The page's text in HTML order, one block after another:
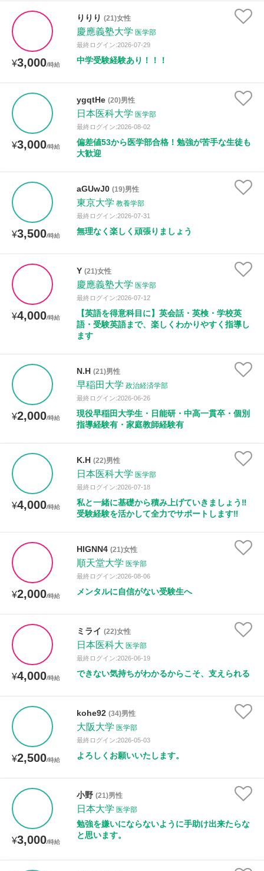
¥3,000/時給
りりり (21)女性
慶應義塾大学 医学部
最終ログイン:2026-07-29
中学受験経験あり！！！
¥3,000/時給
ygqtHe (20)男性
日本医科大学 医学部
最終ログイン:2026-08-02
偏差値53から医学部合格！勉強が苦手な生徒も
大歓迎
¥3,500/時給
aGUwJ0 (19)男性
東京大学 教養学部
最終ログイン:2026-07-31
無理なく楽しく頑張りましょう
¥4,000/時給
Y (21)女性
慶應義塾大学 医学部
最終ログイン:2026-07-12
【英語を得意科目に】英会話・英検・学校英
語・受験英語まで、楽しくわかりやすく指導し
ます
¥2,000/時給
N.H (21)男性
早稲田大学 政治経済学部
最終ログイン:2026-06-26
現役早稲田大学生・日能研・中高一貫卒・個別
指導経験有・家庭教師経験有
¥4,000/時給
K.H (22)男性
日本医科大学 医学部
最終ログイン:2026-07-18
私と一緒に基礎から積み上げていきましょう‼️
受験経験を活かして全力でサポートします‼️
¥2,000/時給
HlGNN4 (21)女性
順天堂大学 医学部
最終ログイン:2026-08-06
メンタルに自信がない受験生へ
¥4,000/時給
ミライ (22)女性
日本医科大 医学部
最終ログイン:2026-06-19
できない気持ちがわかるからこそ、支えられる
¥2,500/時給
kohe92 (34)男性
大阪大学 医学部
最終ログイン:2026-05-03
よろしくお願いいたします。
¥3,000/時給
小野 (21)男性
日本大学 医学部
勉強を嫌いにならないように手助け出来たらな
と思います。